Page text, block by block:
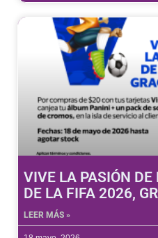
VIVE LA PASIÓN
DE LA FIFA 2026,
LEER MÁS »